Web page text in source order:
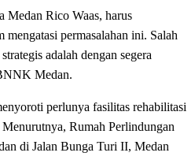
Medan Rico Waas, harus
mengatasi permasalahan ini. Salah
adalah dengan segera
Medan.
perlunya fasilitas rehabilitasi
Rumah Perlindungan
di Jalan Bunga Turi II, Medan